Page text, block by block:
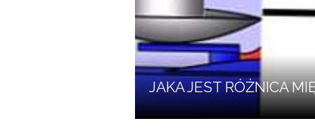
JAKA JEST RÓŻNICA